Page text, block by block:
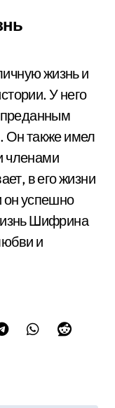
жизнь и
У него
преданным
Он также имел
членами
в его жизни
он успешно
Шифрина
и